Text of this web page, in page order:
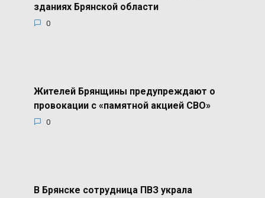
зданиях Брянской области
0
Жителей Брянщины предупреждают о
провокации с «памятной акцией СВО»
0
В Брянске сотрудница ПВЗ украла